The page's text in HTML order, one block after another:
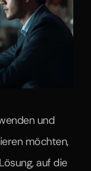
und
möchten,
auf die